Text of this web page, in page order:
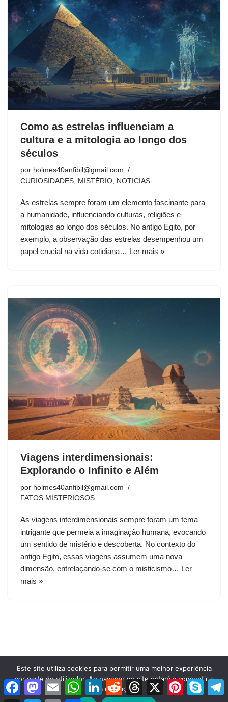
Como as estrelas influenciam a
cultura e a mitologia ao longo dos
séculos
por holmes40anfibil@gmail.com
CURIOSIDADES MISTÉRIO NOTICIAS
As estrelas sempre foram um elemento fascinante para
a humanidade, influenciando culturas, religiões e
mitologias ao longo dos séculos. No antigo Egito, por
exemplo, a observação das estrelas desempenhou um
papel crucial na vida cotidiana… Ler mais »
Viagens interdimensionais:
Explorando o Infinito e Além
por holmes40anfibil@gmail.com
FATOS MISTERIOSOS
As viagens interdimensionais sempre foram um tema
intrigante que permeia a imaginação humana, evocando
um sentido de mistério e descoberta. No contexto do
antigo Egito, essas viagens assumem uma nova
dimensão, entrelaçando-se com o misticismo… Ler
mais »
Neve | Criado com WordPress
FacebookMastodon
Email WhatsAppLinkedInRedditThreads
X PinterestSkype
Este site utiliza cookies para permitir uma melhor experiência
por parte do utilizador. Ao navegar no site estará a consentir a
sua utilização.